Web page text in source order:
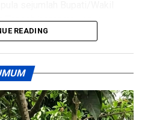
orang mengalami luka
Len (26) dan Am(25). Selain
berharga ikut hangus terbakar
satu unit iPhone 12 Pro Max.
Tengah bersama unsur
pusat dan daerah
keamanan serta
nasional.
READING